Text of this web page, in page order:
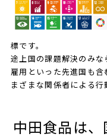
標です。
途上国の課題解決のみ
雇用といった先進国も
まざまな関係者による行
中田食品は